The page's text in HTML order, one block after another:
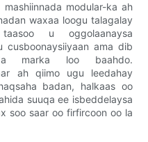
modular-ka ah
waxaa loogu talagalay
u oggolaanaysa
cusboonaysiiyaan ama dib
marka loo baahdo.
ah qiimo ugu leedahay
badan, halkaas oo
suuqa ee isbeddelaysa
soo saar oo firfircoon oo la